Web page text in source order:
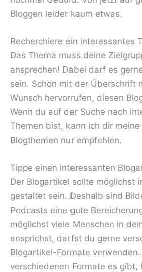
Bloggen leider kaum etwas.
Recherchiere ein interessantes
Das Thema muss deine
ansprechen! Dabei darf es
sein. Schon mit der Überschrift
Wunsch hervorrufen, diesen
Wenn du auf der Suche nach
Themen bist, kann ich dir
Blogthemen nur empfehlen.
Tippe einen interessanten
Der Blogartikel sollte möglichst
gestaltet sein. Deshalb sind
Podcasts eine gute
möglichst viele Menschen in
ansprichst, darfst du gerne
Blogartikel-Formate verwenden.
verschiedenen Formate es gibt,